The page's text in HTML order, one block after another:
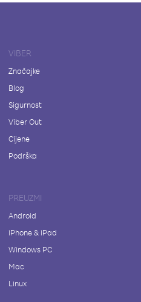
VIBER
Značajke
Blog
Sigurnost
Viber Out
Cijene
Podrška
PREUZMI
Android
iPhone & iPad
Windows PC
Mac
Linux